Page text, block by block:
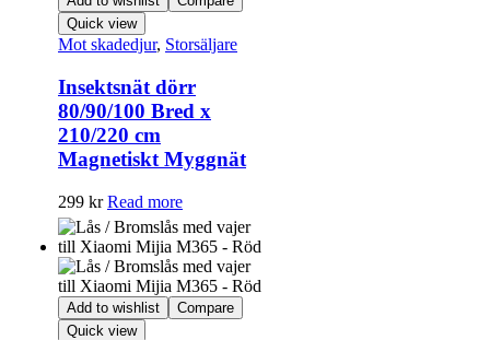
Quick view
Mot skadedjur, Storsäljare
Insektsnät dörr
80/90/100 Bred x
210/220 cm
Magnetiskt Myggnät
299 kr Read more
Add to wishlist
Compare
Quick view